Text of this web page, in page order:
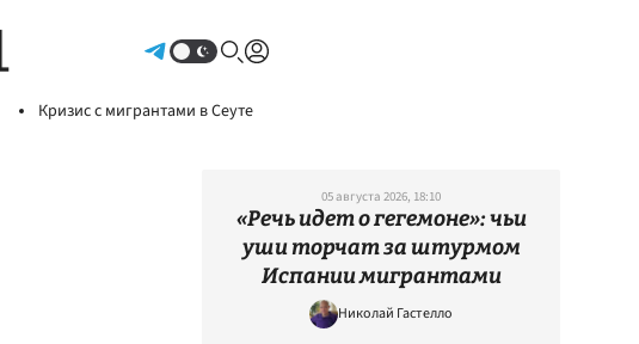
Кризис с мигрантами в Сеуте
05 августа 2026, 18:10
«Речь идет о гегемоне»: чьи
уши торчат за штурмом
Испании мигрантами
Николай Гастелло